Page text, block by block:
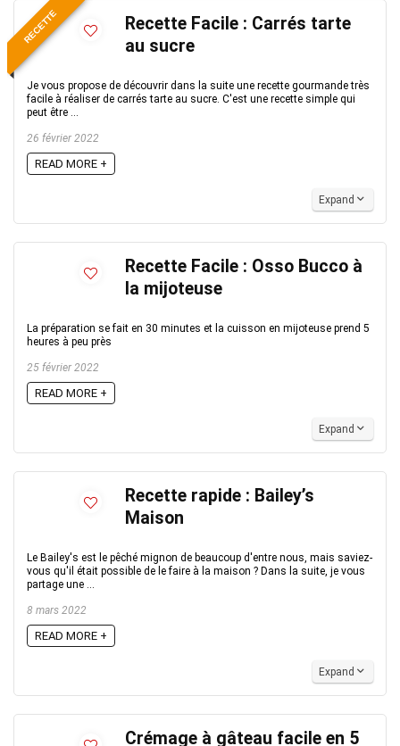
RECETTE
Recette Facile : Carrés tarte
au sucre
Je vous propose de découvrir dans la suite une recette gourmande très
facile à réaliser de carrés tarte au sucre. C'est une recette simple qui
peut être ...
26 février 2022
READ MORE +
Expand
Recette Facile : Osso Bucco à
la mijoteuse
La préparation se fait en 30 minutes et la cuisson en mijoteuse prend 5
heures à peu près
25 février 2022
READ MORE +
Expand
Recette rapide : Bailey’s
Maison
Le Bailey's est le pêché mignon de beaucoup d'entre nous, mais saviez-
vous qu'il était possible de le faire à la maison ? Dans la suite, je vous
partage une ...
8 mars 2022
READ MORE +
Expand
Crémage à gâteau facile en 5